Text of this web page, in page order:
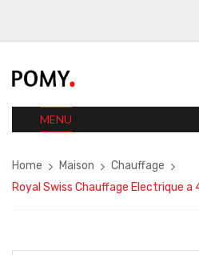
MENU
Home Maison
Chauffage
Royal Swiss Chauffage Electrique a